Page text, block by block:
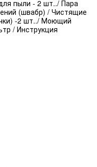
пыли - 2 шт../ Пара
(швабр) / Чистящие
-2 шт../ Моющий
/ Инструкция